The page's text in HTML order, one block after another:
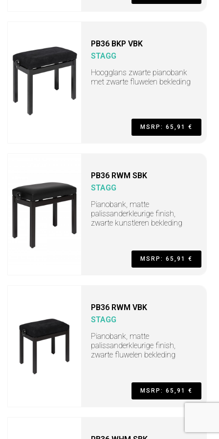
PB36 BKP VBK
STAGG
Hoogglans zwarte pianobank
met zwarte fluwelen bekleding
MSRP: 65,91 €
PB36 RWM SBK
STAGG
Pianobank, matte
palissanderkleurige finish,
zwarte kunstleren bekleding
MSRP: 65,91 €
PB36 RWM VBK
STAGG
Pianobank, matte
palissanderkleurige finish,
zwarte fluwelen bekleding
MSRP: 65,91 €